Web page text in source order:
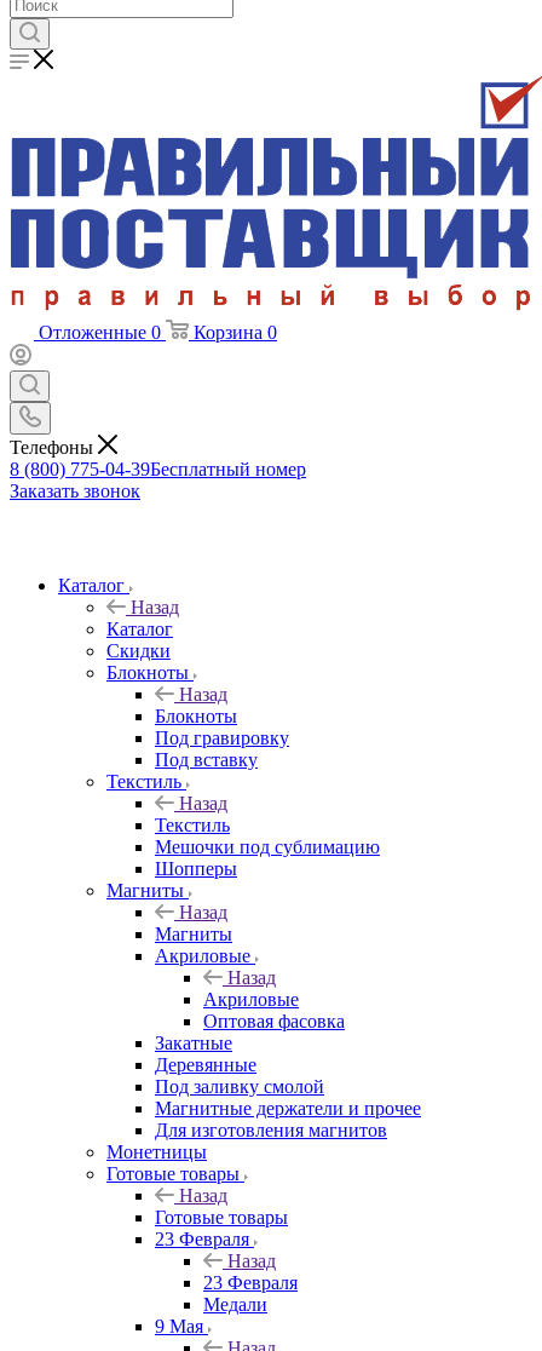
Отложенные 0 Корзина 0
Телефоны
8 (800) 775-04-39Бесплатный номер
Заказать звонок
Каталог
Назад
Каталог
Скидки
Блокноты
Назад
Блокноты
Под гравировку
Под вставку
Текстиль
Назад
Текстиль
Мешочки под сублимацию
Шопперы
Магниты
Назад
Магниты
Акриловые
Назад
Акриловые
Оптовая фасовка
Закатные
Деревянные
Под заливку смолой
Магнитные держатели и прочее
Для изготовления магнитов
Монетницы
Готовые товары
Назад
Готовые товары
23 Февраля
Назад
23 Февраля
Медали
9 Мая